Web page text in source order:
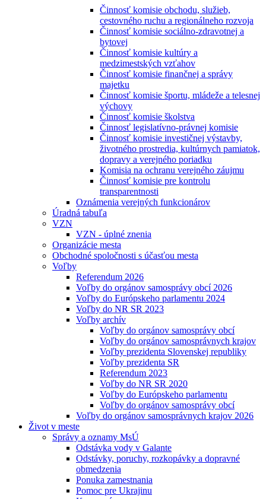
Činnosť komisie obchodu, služieb,
cestovného ruchu a regionálneho rozvoja
Činnosť komisie sociálno-zdravotnej a
bytovej
Činnosť komisie kultúry a
medzimestských vzťahov
Činnosť komisie finančnej a správy
majetku
Činnosť komisie športu, mládeže a telesnej
výchovy
Činnosť komisie školstva
Činnosť legislatívno-právnej komisie
Činnosť komisie investičnej výstavby,
životného prostredia, kultúrnych pamiatok,
dopravy a verejného poriadku
Komisia na ochranu verejného záujmu
Činnosť komisie pre kontrolu
transparentnosti
Oznámenia verejných funkcionárov
Úradná tabuľa
VZN
VZN - úplné znenia
Organizácie mesta
Obchodné spoločnosti s účasťou mesta
Voľby
Referendum 2026
Voľby do orgánov samosprávy obcí 2026
Voľby do Európskeho parlamentu 2024
Voľby do NR SR 2023
Voľby archív
Voľby do orgánov samosprávy obcí
Voľby do orgánov samosprávnych krajov
Voľby prezidenta Slovenskej republiky
Voľby prezidenta SR
Referendum 2023
Voľby do NR SR 2020
Voľby do Európskeho parlamentu
Voľby do orgánov samosprávy obcí
Voľby do orgánov samosprávnych krajov 2026
Život v meste
Správy a oznamy MsÚ
Odstávka vody v Galante
Odstávky, poruchy, rozkopávky a dopravné
obmedzenia
Ponuka zamestnania
Pomoc pre Ukrajinu